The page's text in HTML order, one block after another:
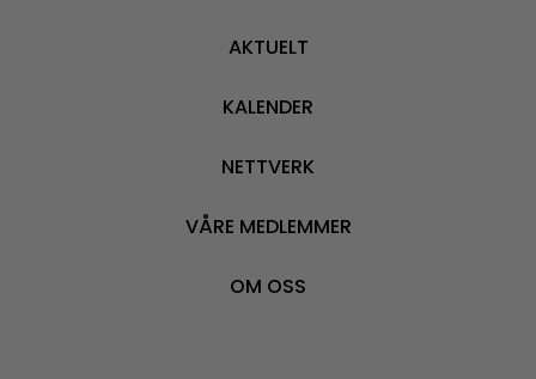
AKTUELT
KALENDER
NETTVERK
VÅRE MEDLEMMER
OM OSS